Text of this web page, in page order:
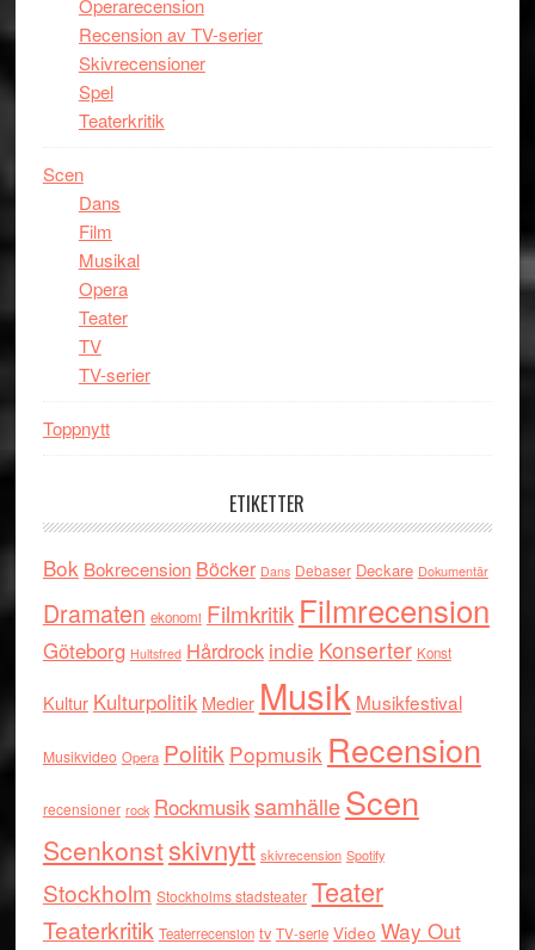
Operarecension
Recension av TV-serier
Skivrecensioner
Spel
Teaterkritik
Scen
Dans
Film
Musikal
Opera
Teater
TV
TV-serier
Toppnytt
ETIKETTER
Bok Bokrecension Böcker Dans Debaser Deckare Dokumentär
Dramaten ekonomi Filmkritik Filmrecension
Göteborg Hultsfred Hårdrock indie Konserter Konst
Kultur Kulturpolitik Medier Musik Musikfestival
Musikvideo Opera Politik Popmusik Recension
recensioner rock RockmusiksamhälleScen
Scenkonstskivnytt skivrecension Spotify
Stockholm Stockholms stadsteater Teater
Teaterkritik Teaterrecension tv TV-serie Video Way Out